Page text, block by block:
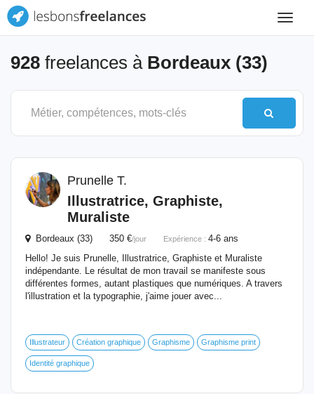
Toggle
928 freelances à Bordeaux (33)
Prunelle T.
Illustratrice, Graphiste,
Muraliste
Bordeaux (33) 350 €/jour Expérience : 4-6 ans
Hello! Je suis Prunelle, Illustratrice, Graphiste et Muraliste
indépendante. Le résultat de mon travail se manifeste sous
différentes formes, autant plastiques que numériques. A travers
l'illustration et la typographie, j'aime jouer avec...
Illustrateur Création graphique Graphisme Graphisme print
Identité graphique